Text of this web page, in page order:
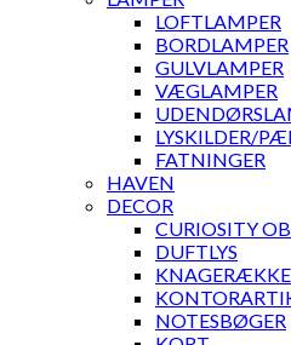
LOFTLAMPER
BORDLAMPER
GULVLAMPER
VÆGLAMPER
LYSKILDER/
FATNINGER
HAVEN
DECOR
CURIOSITY
DUFTLYS
NOTESBØGER